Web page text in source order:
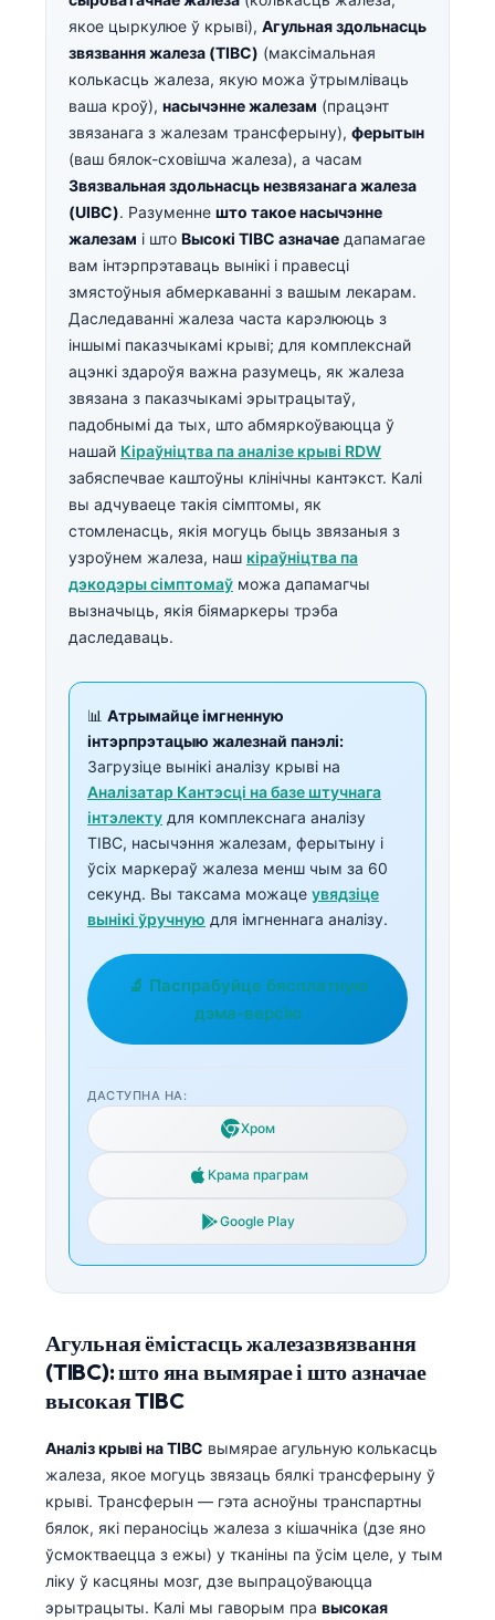
якое цыркулюе ў крыві), Агульная здольнасць
звязвання жалеза (TIBC) (максімальная
колькасць жалеза, якую можа ўтрымліваць
ваша кроў), насычэнне жалезам (працэнт
звязанага з жалезам трансферыну), ферытын
(ваш бялок-сховішча жалеза), а часам
Звязвальная здольнасць незвязанага жалеза
(UIBC). Разуменне што такое насычэнне
жалезам і што Высокі TIBC азначае дапамагае
вам інтэрпрэтаваць вынікі і правесці
змястоўныя абмеркаванні з вашым лекарам.
Даследаванні жалеза часта карэлююць з
іншымі паказчыкамі крыві; для комплекснай
ацэнкі здароўя важна разумець, як жалеза
звязана з паказчыкамі эрытрацытаў,
падобнымі да тых, што абмяркоўваюцца ў
нашай Кіраўніцтва па аналізе крыві RDW
забяспечвае каштоўны клінічны кантэкст. Калі
вы адчуваеце такія сімптомы, як
стомленасць, якія могуць быць звязаныя з
узроўнем жалеза, наш кіраўніцтва па
дэкодэры сімптомаў можа дапамагчы
вызначыць, якія біямаркеры трэба
даследаваць.
📊 Атрымайце імгненную
інтэрпрэтацыю жалезнай панэлі:
Загрузіце вынікі аналізу крыві на
Аналізатар Кантэсці на базе штучнага
інтэлекту для комплекснага аналізу
TIBC, насычэння жалезам, ферытыну і
ўсіх маркераў жалеза менш чым за 60
секунд. Вы таксама можаце увядзіце
вынікі ўручную для імгненнага аналізу.
🔬 Паспрабуйце бясплатную
дэма-версію
ДАСТУПНА НА:
Хром
Крама праграм
Google Play
Агульная ёмістасць жалезазвязвання
(TIBC): што яна вымярае і што азначае
высокая TIBC
Аналіз крыві на TIBC вымярае агульную колькасць
жалеза, якое могуць звязаць бялкі трансферыну ў
крыві. Трансферын — гэта асноўны транспартны
бялок, які пераносіць жалеза з кішачніка (дзе яно
ўсмоктваецца з ежы) у тканіны па ўсім целе, у тым
ліку ў касцяны мозг, дзе выпрацоўваюцца
эрытрацыты. Калі мы гаворым пра высокая